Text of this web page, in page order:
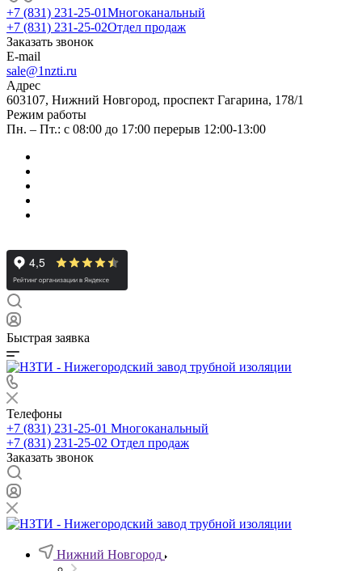
+7 (831) 231-25-01Многоканальный
+7 (831) 231-25-02Отдел продаж
Заказать звонок
E-mail
sale@1nzti.ru
Адрес
603107, Нижний Новгород, проспект Гагарина, 178/1
Режим работы
Пн. – Пт.: с 08:00 до 17:00 перерыв 12:00-13:00
Быстрая заявка
Телефоны
+7 (831) 231-25-01 Многоканальный
+7 (831) 231-25-02 Отдел продаж
Заказать звонок
Нижний Новгород